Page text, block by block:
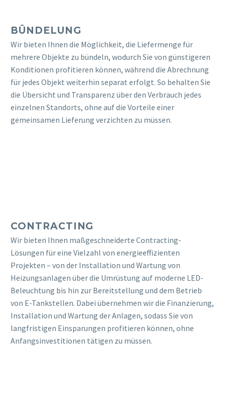
BÜNDELUNG
Wir bieten Ihnen die Möglichkeit, die Liefermenge für
mehrere Objekte zu bündeln, wodurch Sie von günstigeren
Konditionen profitieren können, während die Abrechnung
für jedes Objekt weiterhin separat erfolgt. So behalten Sie
die Übersicht und Transparenz über den Verbrauch jedes
einzelnen Standorts, ohne auf die Vorteile einer
gemeinsamen Lieferung verzichten zu müssen.
CONTRACTING
Wir bieten Ihnen maßgeschneiderte Contracting-
Lösungen für eine Vielzahl von energieeffizienten
Projekten – von der Installation und Wartung von
Heizungsanlagen über die Umrüstung auf moderne LED-
Beleuchtung bis hin zur Bereitstellung und dem Betrieb
von E-Tankstellen. Dabei übernehmen wir die Finanzierung,
Installation und Wartung der Anlagen, sodass Sie von
langfristigen Einsparungen profitieren können, ohne
Anfangsinvestitionen tätigen zu müssen.